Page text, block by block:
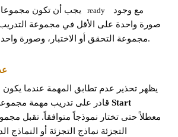
ready
صورة واحدة على الأقل في مجموعة
مجموعة التحقق أو الاختبار، وصورة واحدة مصنفة على الأقل.
يظهر تحذير عدم تطابق المهمة عندما يكون
Start
التجزئة نماذج التجزئة أو النماذج